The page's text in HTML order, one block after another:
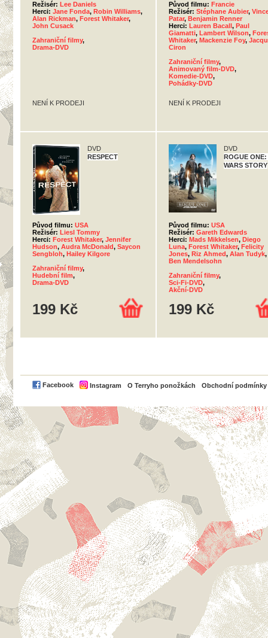
Režisér: Lee Daniels
Herci: Jane Fonda, Robin Williams,
Alan Rickman, Forest Whitaker,
John Cusack
Zahraniční filmy,
Drama-DVD
NENÍ K PRODEJI
Původ filmu: Francie
Režisér: Stéphane Aubier,
Patar, Benjamin Renner
Herci: Lauren Bacall, Paul
Giamatti, Lambert Wilson,
Whitaker, Mackenzie Foy,
Ciron
Zahraniční filmy,
Animovaný film-DVD,
Komedie-DVD,
Pohádky-DVD
NENÍ K PRODEJI
DVD
RESPECT
Původ filmu: USA
Režisér: Liesl Tommy
Herci: Forest Whitaker, Jennifer
Hudson, Audra McDonald, Saycon
Sengbloh, Hailey Kilgore
Zahraniční filmy,
Hudební film,
Drama-DVD
199 Kč
DVD
ROGUE ONE:
WARS STORY
Původ filmu: USA
Režisér: Gareth Edwards
Herci: Mads Mikkelsen, Diego
Luna, Forest Whitaker, Felicity
Jones, Riz Ahmed, Alan Tudyk,
Ben Mendelsohn
Zahraniční filmy,
Sci-Fi-DVD,
Akční-DVD
199 Kč
Facebook Instagram O Terryho ponožkách Obchodní podmínky
PayPal